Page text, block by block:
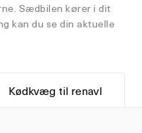
Sædbilen kører i dit
kan du se din aktuelle
Kødkvæg til renavl